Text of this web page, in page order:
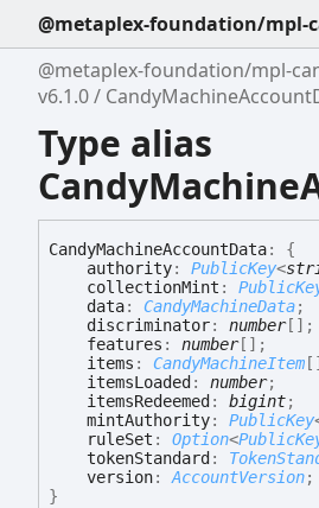
@metaplex-foundation/mpl-
@metaplex-foundation/mpl-
v6.1.0
Type alias
CandyMachineAccountData:
{
authority: PublicKey<
collectionMint :
data: CandyMachineData;
discriminator: number[] ;
features : number[] ;
items : CandyMachineItem []
itemsLoaded : number;
itemsRedeemed : bigint;
mintAuthority: PublicKey
ruleSet : Option<
tokenStandard :
version:AccountVersion;
}